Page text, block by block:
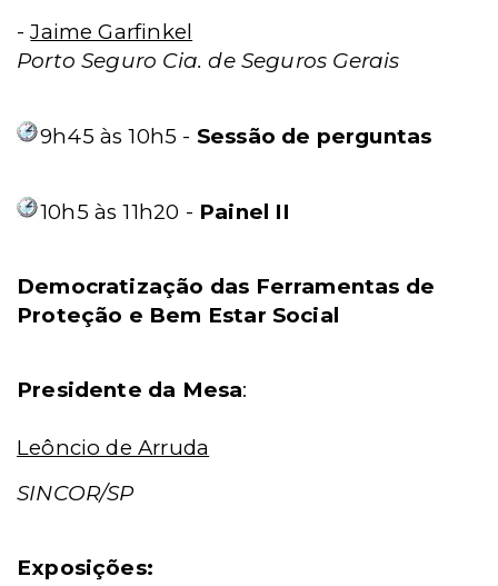
-Jaime Garfinkel
Porto Seguro Cia. de Seguros Gerais
9h45 às 10h5 - Sessão de perguntas
10h5 às 11h20 - Painel II
Democratização das Ferramentas de
Proteção e Bem Estar Social
Presidente da Mesa:
Leôncio de Arruda
SINCOR/SP
Exposições: